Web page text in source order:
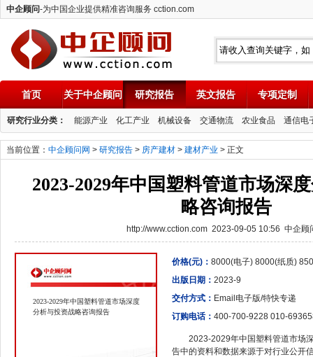
中企顾问-为中国企业提供精准咨询服务 cction.com
中企顾问
首页 关于中企顾问 研究报告 英文报告 专项定制
研究行业分类： 能源产业 化工产业 机械设备 交通物流 农业食品 通信电
当前位置： 中企顾问网 > 研究报告 > 房产建材 > 建材产业 > 正文
2023-2029年中国塑料管道市场深
略咨询报告
http://www.cction.com 2023-09-05 10:56 中企顾
2023-2029年中国塑料管道市场深度
分析与投资战略咨询报告
价格(元)： 8000(电子) 8000(纸质)
出版日期： 2023-9
交付方式： Email电子版/特快专递
订购电话： 400-700-9228 010-
2023-2029年中国塑料管道市场
告中的资料和数据来源于对行业公开